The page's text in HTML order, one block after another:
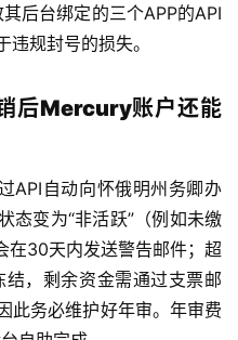
后台绑定的三个APP的API
规封号的损失。
后Mercury账户还能
API自动向怀俄明州务卿办
态变为“非活跃”（例如未缴
30天内发送警告邮件；超
，剩余资金需通过支票邮
此务必维护好年审。年审费